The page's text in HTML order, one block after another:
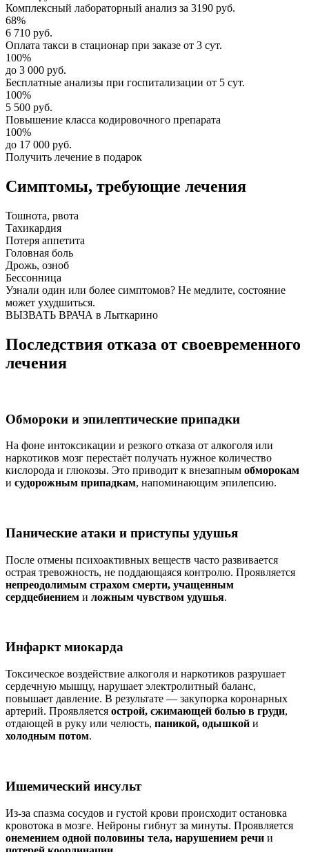
Комплексный лабораторный анализ за 3190 руб.
68%
6 710 руб.
Оплата такси в стационар при заказе от 3 сут.
100%
до 3 000 руб.
Бесплатные анализы при госпитализации от 5 сут.
100%
5 500 руб.
Повышение класса кодировочного препарата
100%
до 17 000 руб.
Получить лечение в подарок
Симптомы, требующие лечения
Тошнота, рвота
Тахикардия
Потеря аппетита
Головная боль
Дрожь, озноб
Бессонница
Узнали один или более симптомов? Не медлите, состояние
может ухудшиться.
ВЫЗВАТЬ ВРАЧА в Лыткарино
Последствия отказа от своевременного
лечения
Обмороки и эпилептические припадки
На фоне интоксикации и резкого отказа от алкоголя или
наркотиков мозг перестаёт получать нужное количество
кислорода и глюкозы. Это приводит к внезапным обморокам
и судорожным припадкам, напоминающим эпилепсию.
Панические атаки и приступы удушья
После отмены психоактивных веществ часто развивается
острая тревожность, не поддающаяся контролю. Проявляется
непреодолимым страхом смерти, учащенным
сердцебиением и ложным чувством удушья.
Инфаркт миокарда
Токсическое воздействие алкоголя и наркотиков разрушает
сердечную мышцу, нарушает электролитный баланс,
повышает давление. В результате — закупорка коронарных
артерий. Проявляется острой, сжимающей болью в груди,
отдающей в руку или челюсть, паникой, одышкой и
холодным потом.
Ишемический инсульт
Из-за спазма сосудов и густой крови происходит остановка
кровотока в мозге. Нейроны гибнут за минуты. Проявляется
онемением одной половины тела, нарушением речи и